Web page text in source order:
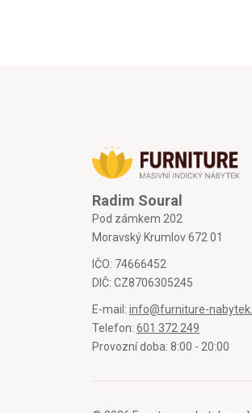
Radim Soural
Pod zámkem 202
Moravský Krumlov 672 01
IČO: 74666452
DIČ: CZ8706305245
E-mail: info@furniture-
Telefon: 601 372 249
Provozní doba: 8:00 - 20:00